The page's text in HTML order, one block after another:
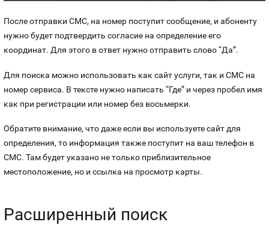
После отправки СМС, на номер поступит сообщение, и абоненту
нужно будет подтвердить согласие на определение его
координат. Для этого в ответ нужно отправить слово “Да”.
Для поиска можно использовать как сайт услуги, так и СМС на
номер сервиса. В тексте нужно написать “Где” и через пробел имя
как при регистрации или номер без восьмерки.
Обратите внимание, что даже если вы используете сайт для
определения, то информация также поступит на ваш телефон в
СМС. Там будет указано не только приблизительное
местоположение, но и ссылка на просмотр карты.
Расширенный поиск